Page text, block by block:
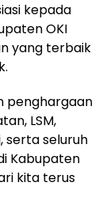
kepada
OKI
yang terbaik
penghargaan
LSM,
serta seluruh
Kabupaten
kita terus